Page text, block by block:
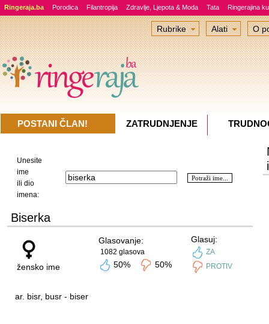
Ringeraja.ba Porodica Filantropija Zdravlje, Ljepota & Moda Tata Ringerajina
Unesite
ime
ili dio
imena:
Biserka
žensko ime
Glasovanje:
1082 glasova
50% 50%
Glasuj:
ZA
PROTIV
ar. bisr, busr - biser
Rubrike Alati O
POSTANI ČLAN! ZATRUDNJENJE